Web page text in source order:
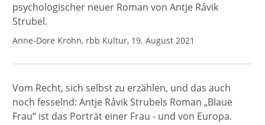
psychologischer neuer Roman von Antje Rávik
Strubel.
Anne-Dore Krohn, rbb Kultur, 19. August 2021
Vom Recht, sich selbst zu erzählen, und das auch
noch fesselnd: Antje Rávik Strubels Roman „Blaue
Frau“ ist das Porträt einer Frau - und von Europa.